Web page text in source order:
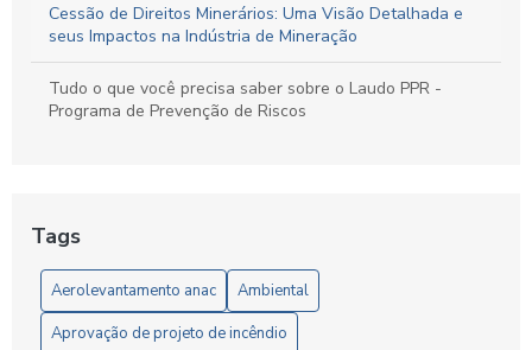
Plano de Gerenciamento de Riscos em Segurança do
Trabalho: Guia Completo para Proteger Sua Equipe e Otimizar
Resultados
Guia Completo para Criar um Plano de Gerenciamento de
Cessão de Direitos Minerários: Uma Visão Detalhada e
seus Impactos na Indústria de Mineração
Tudo o que você precisa saber sobre o Laudo PPR -
Programa de Prevenção de Riscos
Tags
Aerolevantamento anac
Ambiental
Aprovação de projeto de incêndio